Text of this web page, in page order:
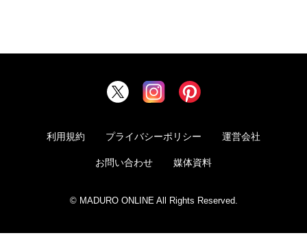
利用規約 プライバシーポリシー 運営会社
お問い合わせ 媒体資料
© MADURO ONLINE All Rights Reserved.